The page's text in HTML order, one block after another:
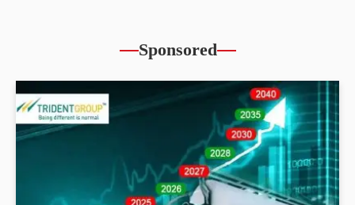
Sponsored